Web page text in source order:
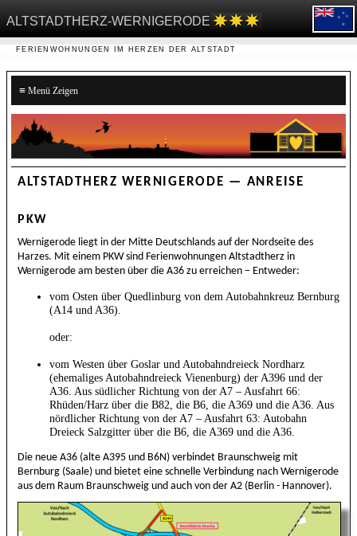
ALTSTADTHERZ-WERNIGERODE
FERIENWOHNUNGEN IM HERZEN DER ALTSTADT
≡
ALTSTADTHERZ WERNIGERODE — ANREISE
PKW
Wernigerode liegt in der Mitte Deutschlands auf der Nordseite des
Harzes. Mit einem PKW sind Ferienwohnungen Altstadtherz in
Wernigerode am besten über die A36 zu erreichen – Entweder:
vom Osten über Quedlinburg von dem Autobahnkreuz Bernburg
(A14 und A36).
oder:
vom Westen über Goslar und Autobahndreieck Nordharz
(ehemaliges Autobahndreieck Vienenburg) der A396 und der
A36. Aus südlicher Richtung von der A7 – Ausfahrt 66:
Rhüden/Harz über die B82, die B6, die A369 und die A36. Aus
nördlicher Richtung von der A7 – Ausfahrt 63: Autobahn
Dreieck Salzgitter über die B6, die A369 und die A36.
Die neue A36 (alte A395 und B6N) verbindet Braunschweig mit
Bernburg (Saale) und bietet eine schnelle Verbindung nach Wernigerode
aus dem Raum Braunschweig und auch von der A2 (Berlin - Hannover).